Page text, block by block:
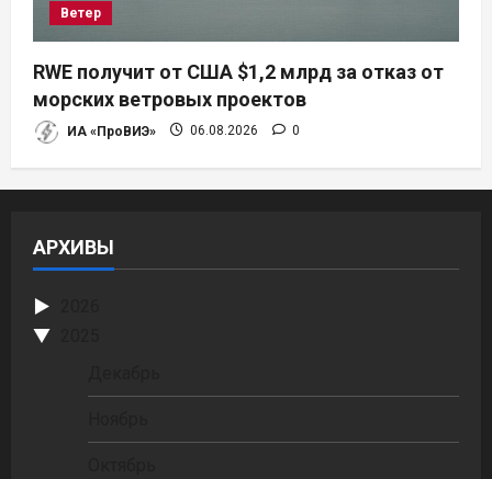
Ветер
RWE получит от США $1,2 млрд за отказ от
морских ветровых проектов
ИА «ПроВИЭ» 06.08.2026 0
АРХИВЫ